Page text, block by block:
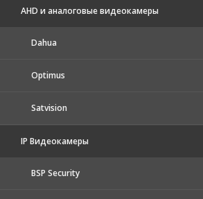
AHD и аналоговые видеокамеры
Dahua
Optimus
Satvision
IP Видеокамеры
BSP Security